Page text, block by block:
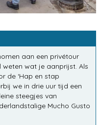
aan een privétour
weten wat je aanprijst. Als
de ‘Hap en stap
we in drie uur tijd een
steegjes van
Mucho Gusto